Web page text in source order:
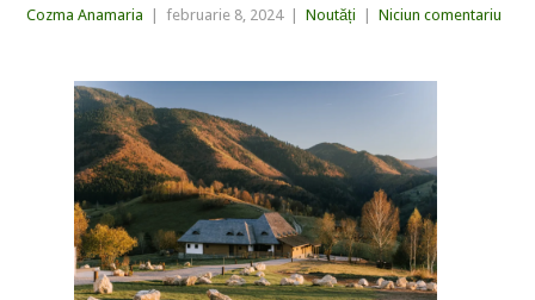
Cozma Anamaria februarie 8, 2024 Noutăți Niciun comentariu